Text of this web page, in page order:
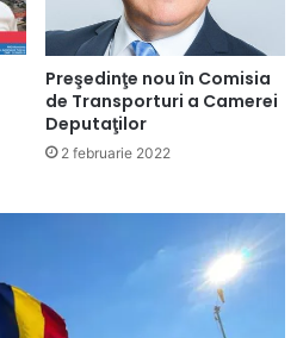
Preşedinţe nou în Comisia
de Transporturi a Camerei
Deputaţilor
2 februarie 2022